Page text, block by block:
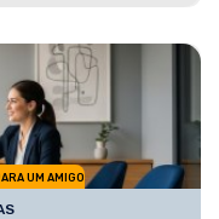
UM AMIGO